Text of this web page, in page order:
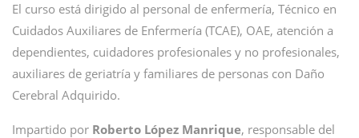
El curso está dirigido al personal de enfermería, Técnico en
Cuidados Auxiliares de Enfermería (TCAE), OAE, atención a
dependientes, cuidadores profesionales y no profesionales,
auxiliares de geriatría y familiares de personas con Daño
Cerebral Adquirido.
Impartido por Roberto López Manrique, responsable del